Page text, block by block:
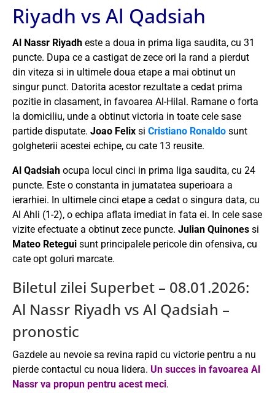
Riyadh vs Al Qadsiah
Al Nassr Riyadh este a doua in prima liga saudita, cu 31
puncte. Dupa ce a castigat de zece ori la rand a pierdut
din viteza si in ultimele doua etape a mai obtinut un
singur punct. Datorita acestor rezultate a cedat prima
pozitie in clasament, in favoarea Al-Hilal. Ramane o forta
la domiciliu, unde a obtinut victoria in toate cele sase
partide disputate. Joao Felix si Cristiano Ronaldo sunt
golgheterii acestei echipe, cu cate 13 reusite.
Al Qadsiah ocupa locul cinci in prima liga saudita, cu 24
puncte. Este o constanta in jumatatea superioara a
ierarhiei. In ultimele cinci etape a cedat o singura data, cu
Al Ahli (1-2), o echipa aflata imediat in fata ei. In cele sase
vizite efectuate a obtinut zece puncte. Julian Quinones si
Mateo Retegui sunt principalele pericole din ofensiva, cu
cate opt goluri marcate.
Biletul zilei Superbet – 08.01.2026:
Al Nassr Riyadh vs Al Qadsiah –
pronostic
Gazdele au nevoie sa revina rapid cu victorie pentru a nu
pierde contactul cu noua lidera. Un succes in favoarea Al
Nassr va propun pentru acest meci.